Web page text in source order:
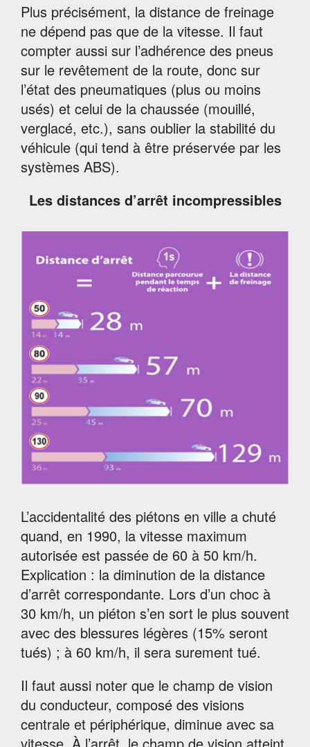
Plus précisément, la distance de freinage
ne dépend pas que de la vitesse. Il faut
compter aussi sur l’adhérence des pneus
sur le revêtement de la route, donc sur
l’état des pneumatiques (plus ou moins
usés) et celui de la chaussée (mouillé,
verglacé, etc.), sans oublier la stabilité du
véhicule (qui tend à être préservée par les
systèmes ABS).
Les distances d’arrêt incompressibles
L’accidentalité des piétons en ville a chuté
quand, en 1990, la vitesse maximum
autorisée est passée de 60 à 50 km/h.
Explication : la diminution de la distance
d’arrêt correspondante. Lors d’un choc à
30 km/h, un piéton s’en sort le plus souvent
avec des blessures légères (15% seront
tués) ; à 60 km/h, il sera surement tué.
Il faut aussi noter que le champ de vision
du conducteur, composé des visions
centrale et périphérique, diminue avec sa
vitesse. À l’arrêt, le champ de vision atteint